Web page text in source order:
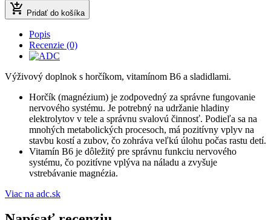
add_shopping_cart Pridať do košíka
Popis
Recenzie (0)
Výživový doplnok s horčíkom, vitamínom B6 a sladidlami.
Horčík (magnézium) je zodpovedný za správne fungovanie
nervového systému. Je potrebný na udržanie hladiny
elektrolytov v tele a správnu svalovú činnosť. Podieľa sa na
mnohých metabolických procesoch, má pozitívny vplyv na
stavbu kostí a zubov, čo zohráva veľkú úlohu počas rastu detí.
Vitamín B6 je dôležitý pre správnu funkciu nervového
systému, čo pozitívne vplýva na náladu a zvyšuje
vstrebávanie magnézia.
Viac na adc.sk